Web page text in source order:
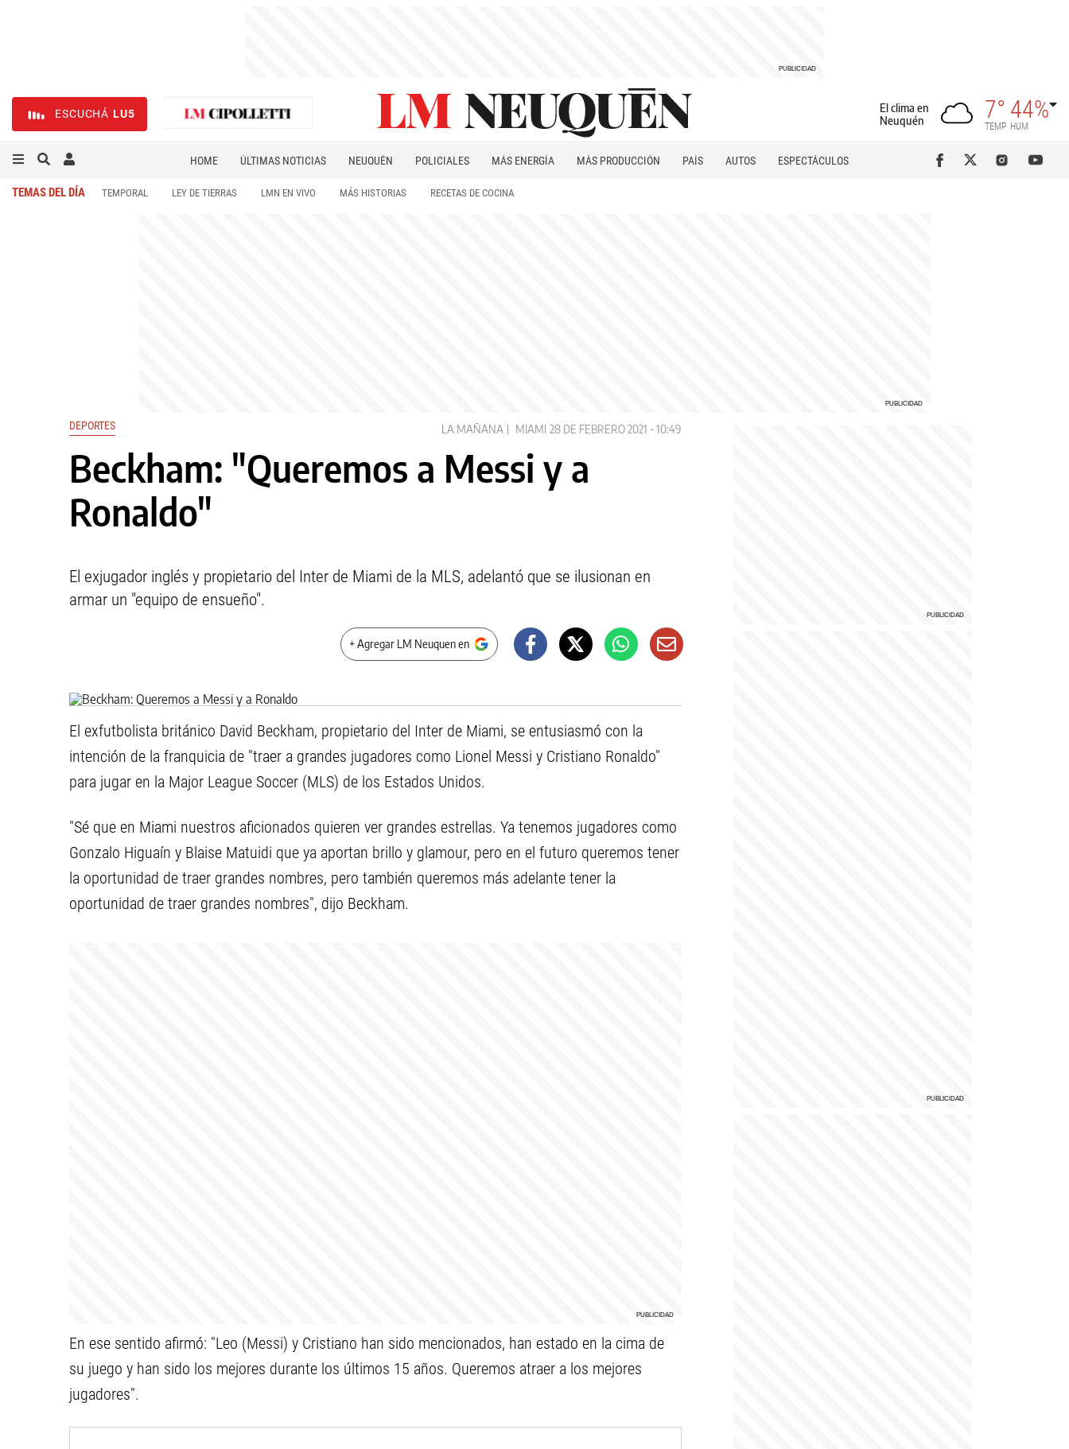
ESCUCHÁ LU5
El clima en
Neuquén
7°
TEMP
44%
HUM
HOME ÚLTIMAS NOTICIAS NEUQUÉN POLICIALES MÁS ENERGÍA MÁS PRODUCCIÓN PAÍS AUTOS
ESPECTÁCULOS
TEMAS DEL DÍA TEMPORAL LEY DE TIERRAS LMN EN VIVO MÁS HISTORIAS RECETAS DE COCINA
DEPORTES LA MAÑANA MIAMI 28 DE FEBRERO 2021 - 10:49
Beckham: "Queremos a Messi y a
Ronaldo"
El exjugador inglés y propietario del Inter de Miami de la MLS, adelantó que se ilusionan en
armar un "equipo de ensueño".
+ Agregar LM Neuquen en
El exfutbolista británico David Beckham, propietario del Inter de Miami, se entusiasmó con la
intención de la franquicia de "traer a grandes jugadores como Lionel Messi y Cristiano Ronaldo"
para jugar en la Major League Soccer (MLS) de los Estados Unidos.
"Sé que en Miami nuestros aficionados quieren ver grandes estrellas. Ya tenemos jugadores como
Gonzalo Higuaín y Blaise Matuidi que ya aportan brillo y glamour, pero en el futuro queremos tener
la oportunidad de traer grandes nombres, pero también queremos más adelante tener la
oportunidad de traer grandes nombres", dijo Beckham.
En ese sentido afirmó: "Leo (Messi) y Cristiano han sido mencionados, han estado en la cima de
su juego y han sido los mejores durante los últimos 15 años. Queremos atraer a los mejores
jugadores".